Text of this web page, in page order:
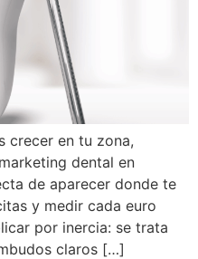
crecer en tu zona,
dental en
de aparecer donde te
y medir cada euro
por inercia: se trata
claros […]